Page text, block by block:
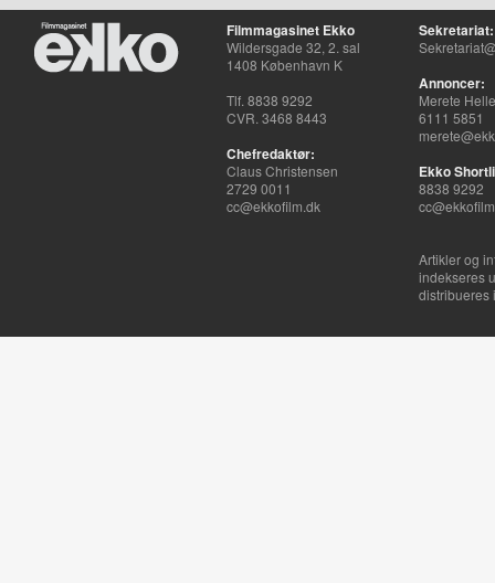
Filmmagasinet Ekko
Wildersgade 32, 2. sal
1408 København K
Tlf. 8838 9292
CVR. 3468 8443
Chefredaktør:
Claus Christensen
2729 0011
cc@ekkofilm.dk
Sekretariat:
Annoncer:
Merete
6111 5851
Ekko
8838 9292
Artikler og
indekseres
distribueres